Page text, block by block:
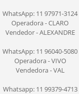
WhatsApp: 11 97971-3124
Operadora - CLARO
Vendedor - ALEXANDRE
WhatsApp: 11 96040-5080
Operadora - VIVO
Vendedora - VAL
Whatsapp: 11 99379-4713